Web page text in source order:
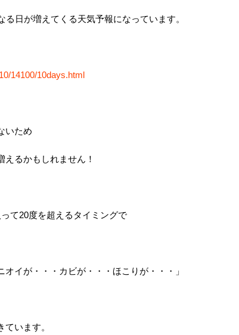
日が増えてくる天気予報になっています。
14100/10days.html
いため
るかもしれません！
て20度を超えるタイミングで
オイが・・・カビが・・・ほこりが・・・」
います。